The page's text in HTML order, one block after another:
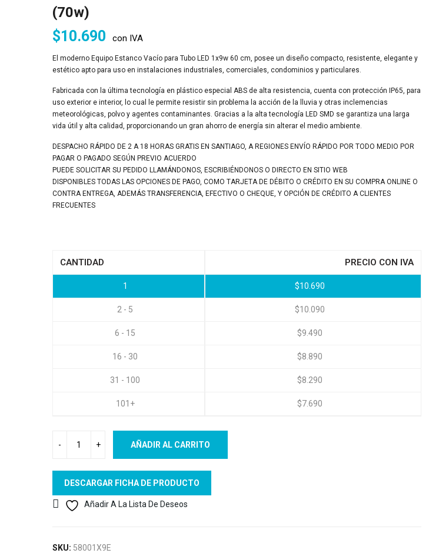
(70w)
$10.690 con IVA
El moderno Equipo Estanco Vacío para Tubo LED 1x9w 60 cm, posee un diseño compacto, resistente, elegante y
estético apto para uso en instalaciones industriales, comerciales, condominios y particulares.
Fabricada con la última tecnología en plástico especial ABS de alta resistencia, cuenta con protección IP65, para
uso exterior e interior, lo cual le permite resistir sin problema la acción de la lluvia y otras inclemencias
meteorológicas, polvo y agentes contaminantes. Gracias a la a lta tecnología LED SMD se garantiza una larga
vida útil y alta calidad, proporcionando un gran ahorro de energía sin alterar el medio ambiente.
DESPACHO RÁPIDO DE 2 A 18 HORAS GRATIS EN SANTIAGO, A REGIONES ENVÍO RÁPIDO POR TODO MEDIO POR
PAGAR O PAGADO SEGÚN PREVIO ACUERDO
PUEDE SOLICITAR SU PEDIDO LLAMÁNDONOS, ESCRIBIÉNDONOS O DIRECTO EN SITIO WEB
DISPONIBLES TODAS LAS OPCIONES DE PAGO, COMO TARJETA DE DÉBITO O CRÉDITO EN SU COMPRA ONLINE O
CONTRA ENTREGA, ADEMÁS TRANSFERENCIA, EFECTIVO O CHEQUE, Y OPCIÓN DE CRÉDITO A CLIENTES
FRECUENTES
CANTIDAD PRECIO CON IVA
1 $10.690
2 - 5 $10.090
6 - 15 $9.490
16 - 30 $8.890
31 - 100 $8.290
101+ $7.690
AÑADIR AL CARRITO
DESCARGAR FICHA DE PRODUCTO
Añadir A La Lista De Deseos
SKU: 58001X9E